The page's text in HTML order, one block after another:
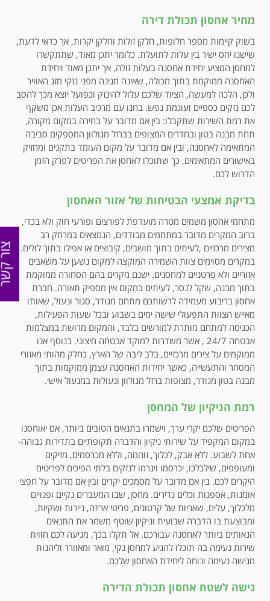
מחיר אחסון תכולת דירה
בשוק קיימות מספר חלופות, חלקן זולות וחלקן יקרות, אך כדאי לדעת,
שישנו יחס ישיר בין עלות לתועלת. כלומר יתכן מאוד, שתתקשרו
למחסן המציע יחידת אחסנה בעלות זולה, אך יתכן מאוד ויחידת
האחסנה ממוקמת בתוך מכולה, שאינה מגינה מפני נזקי מזג האוויר
ולכן, הלכה למעשה, הציוד שלכם עלול להינזק וכפועל יוצא מכך להסב
לכם נזקים כספיים ועוגמת נפש. בחנו עם מרכיב העלות אכן משקף
את רמת השירות שתקבלו: בין אם מדובר על בחירה במקום מקורה,
תחת מבנה בטון ובחדרים המצופים בברזל מגולוון המספקים סביבה
המתאימה לאחסנה, ובין אם מדובר על מקום העומד בתקנים ומחזיק
באישורים המתאימים, כך שתוכלו לאחסן את הפריטים לפרק הזמן
הדרוש לכם.
בדיקת אמצעי הבטיחות של אזור האחסון
מתחמי אחסון משמים מטרה מועדפת לפורצים ופורעי חוק ולא בכדי,
ברוב המקרים מדובר במתחמים מבודדים, הנמצאים במרחק רב
מצירים מרכזיים ,לעיתים בתוך מושבים, קיבוצים או אפילו בתוך לולים.
במקרים מסוימים צוות השמירה המוקצה למקום נשען על משאבים
אזוריים ולא פרטניים למחסנים. ישנם מקרים בהם הסחורה ממוקמת
בתוך מבנה, שקל לנסר, לעיתים במקום אין מספיק תאורה. חברת
אחסון בריבוע מעמידה לרשותכם מתחם מגודר, סגור ונעול, שאותו
מאייש הצוות התפעולי שישה ימים בשבוע ובכל שעות הפעילות,
הכניסה למתחם מותרת למורשים בלבד, והמקום מרושת במצלמות
אבטחה 24/7 , אשר משדרות למוקד אבטחה חיצוני. בנוסף אנו
ממוקמים על צירים מרכזיים, בלב ליבה של הארץ, כחלק מהותי מאזורי
המסחר והתעשייה, כאשר יחידות האחסנה עצמן ממוקמות בתוך
מבנה בטון מגודר, מצופות ברזל מגולוון ונעולות במנעול אישי.
רמת הניקיון של המחסן
הפריטים שלכם יקרי ערך, וישמרו בתנאים הטובים ביותר, אם יאוחסנו
במקום המקפיד על שירותי ניקיון והדברה תקופתיים בתדירות גבוהה-
אחת לשבוע. ללא אבק, לכלוך, זוהמה, וללא מכרסמים, מזיקים
ומעופפים, שילכלכו, יכרסמו ויגרמו לנזקים בלתי הפיכים לפריטים
היקרים לכם. בין אם מדובר על מסמכים יקרים ובין אם מדובר על חפצי
אומנות, אספנות וכלים נדירים. מחסן, שבו המעברים נקיים ופנויים
מלכלוך, עלים, שאריות של קרטונים, פריטי אריזה, ניירות ושקיות,
ומבוצעת בו הדברה שבועית וניקיון שוטף משמר את התנאים
הנאותים ביותר לאחסנה עבורכם. אל תקלו בכך, מגיעה לכם חווית
שירות נעימה בה תוכלו להגיע למחסן נקי, מואר ומאוורר וליהנות
מגישה נעימה ונוחה ליחידת האחסון שלכם.
גישה לשטח אחסון תכולת הדירה